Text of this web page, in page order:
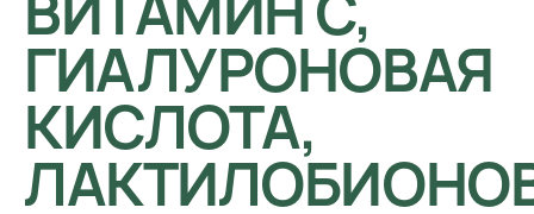
ГИАЛУРОНОВАЯ
КИСЛОТА,